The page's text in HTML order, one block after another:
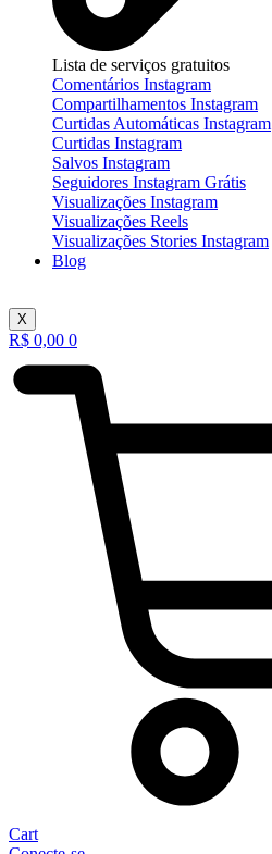
Lista de serviços gratuitos
Comentários Instagram
Compartilhamentos Instagram
Curtidas Automáticas Instagram
Curtidas Instagram
Salvos Instagram
Seguidores Instagram Grátis
Visualizações Instagram
Visualizações Reels
Visualizações Stories Instagram
Blog
X
R$ 0,00 0
Cart